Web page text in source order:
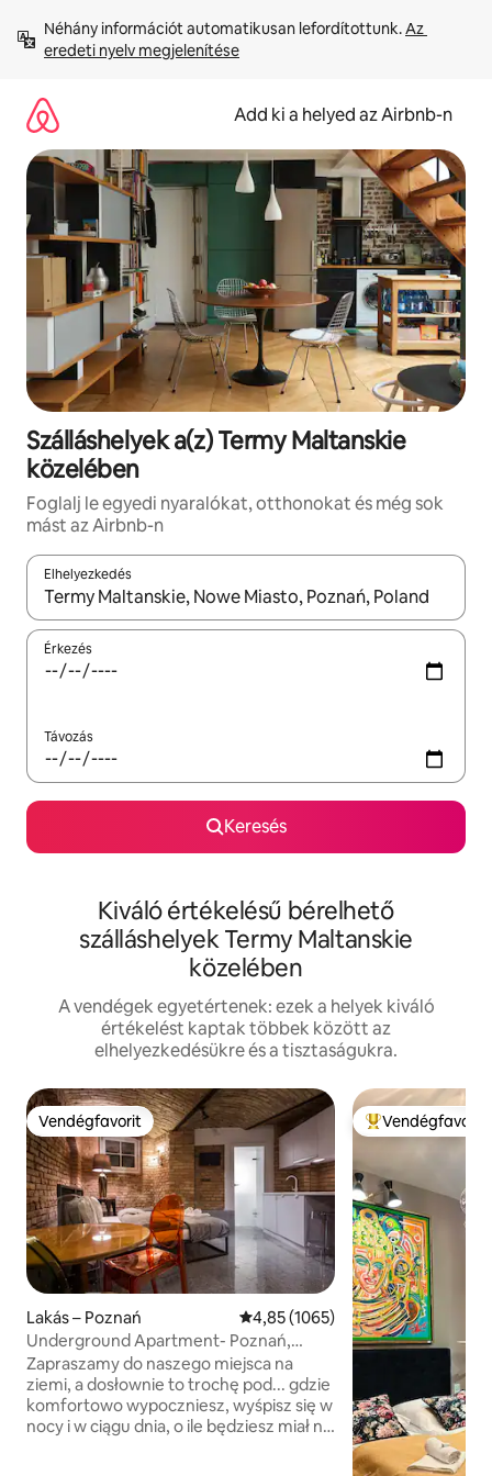
tartalomra
Néhány információt automatikusan lefordítottunk. Az
eredeti nyelv megjelenítése
Add ki a helyed az Airbnb-n
Szálláshelyek a(z) Termy Maltanskie
közelében
Foglalj le egyedi nyaralókat, otthonokat és még sok
mást az Airbnb-n
Elhelyezkedés
Az eredmények között a felfelé és a lefelé nyíllal
Érkezés
Távozás
Keresés
Kiváló értékelésű bérelhető
szálláshelyek Termy Maltanskie
közelében
A vendégek egyetértenek: ezek a helyek kiváló
értékelést kaptak többek között az
elhelyezkedésükre és a tisztaságukra.
Vendégfavorit
Vendégfavorit
Lakás – Poznań Átlagos értékelés: 5/4,85, 1065
4,85 (1065)
Underground Apartment- Poznań,
Óváros
Zapraszamy do naszego miejsca na
ziemi, a dosłownie to trochę pod... gdzie
komfortowo wypoczniesz, wyśpisz się w
nocy i w ciągu dnia, o ile będziesz miał na
Kiemelt
Vendégfavorit